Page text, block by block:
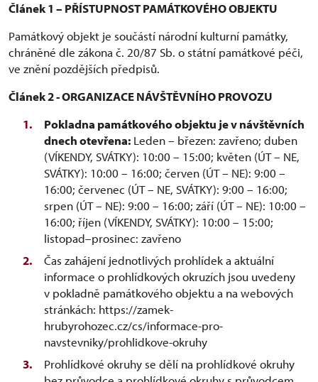
Článek 1 – PŘÍSTUPNOST PAMÁTKOVÉHO OBJEKTU
Památkový objekt je součástí národní kulturní památky,
chráněné dle zákona č. 20/87 Sb. o státní památkové péči,
ve znění pozdějších předpisů.
Článek 2 - ORGANIZACE NÁVŠTĚVNÍHO PROVOZU
Pokladna památkového objektu je v návštěvních
dnech otevřena: Leden – březen: zavřeno; duben
(VÍKENDY, SVÁTKY): 10:00 – 15:00; květen (ÚT – NE,
SVÁTKY): 10:00 – 16:00; červen (ÚT – NE): 9:00 –
16:00; červenec (ÚT – NE, SVÁTKY): 9:00 – 16:00;
srpen (ÚT – NE): 9:00 – 16:00; září (ÚT – NE): 10:00 –
16:00; říjen (VÍKENDY, SVÁTKY): 10:00 – 15:00;
listopad–prosinec: zavřeno
Čas zahájení jednotlivých prohlídek a aktuální
informace o prohlídkových okruzích jsou uvedeny
v pokladně památkového objektu a na webových
stránkách: https://zamek-
hrubyrohozec.cz/cs/informace-pro-
navstevniky/prohlidkove-okruhy
Prohlídkové okruhy se dělí na prohlídkové okruhy